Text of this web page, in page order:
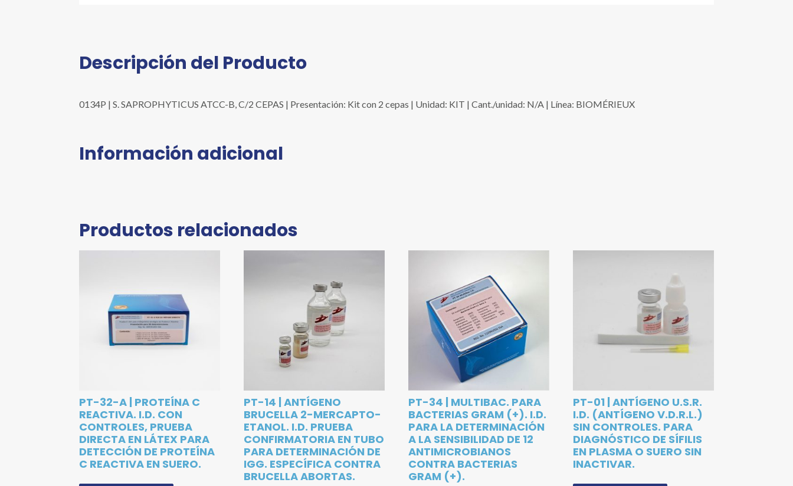
Descripción del Producto
0134P | S. SAPROPHYTICUS ATCC-B, C/2 CEPAS | Presentación: Kit con 2 cepas | Unidad: KIT | Cant./unidad: N/A | Línea: BIOMÉRIEUX
Información adicional
Productos relacionados
PT-32-A | PROTEÍNA C
REACTIVA. I.D. CON
CONTROLES, PRUEBA
DIRECTA EN LÁTEX PARA
DETECCIÓN DE PROTEÍNA
C REACTIVA EN SUERO.
PT-14 | ANTÍGENO
BRUCELLA 2-MERCAPTO-
ETANOL. I.D. PRUEBA
CONFIRMATORIA EN TUBO
PARA DETERMINACIÓN DE
IGG. ESPECÍFICA CONTRA
BRUCELLA ABORTAS.
PT-34 | MULTIBAC. PARA
BACTERIAS GRAM (+). I.D.
PARA LA DETERMINACIÓN
A LA SENSIBILIDAD DE 12
ANTIMICROBIANOS
CONTRA BACTERIAS
GRAM (+).
PT-01 | ANTÍGENO U.S.R.
I.D. (ANTÍGENO V.D.R.L.)
SIN CONTROLES. PARA
DIAGNÓSTICO DE SÍFILIS
EN PLASMA O SUERO SIN
INACTIVAR.